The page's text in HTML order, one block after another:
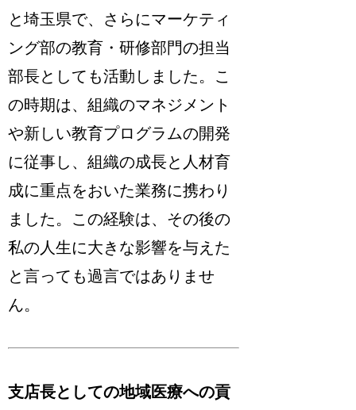
と埼玉県で、さらにマーケティ
ング部の教育・研修部門の担当
部長としても活動しました。こ
の時期は、組織のマネジメント
や新しい教育プログラムの開発
に従事し、組織の成長と人材育
成に重点をおいた業務に携わり
ました。この経験は、その後の
私の人生に大きな影響を与えた
と言っても過言ではありませ
ん。
支店長としての地域医療への貢